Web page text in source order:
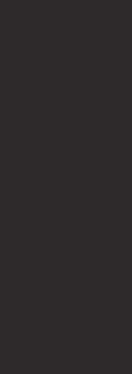
Головки
Муфты
Скребки